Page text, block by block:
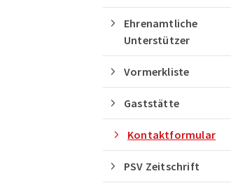
Ehrenamtliche
Unterstützer
Vormerkliste
Gaststätte
Kontaktformular
PSV Zeitschrift
Kontakt aufnehmen